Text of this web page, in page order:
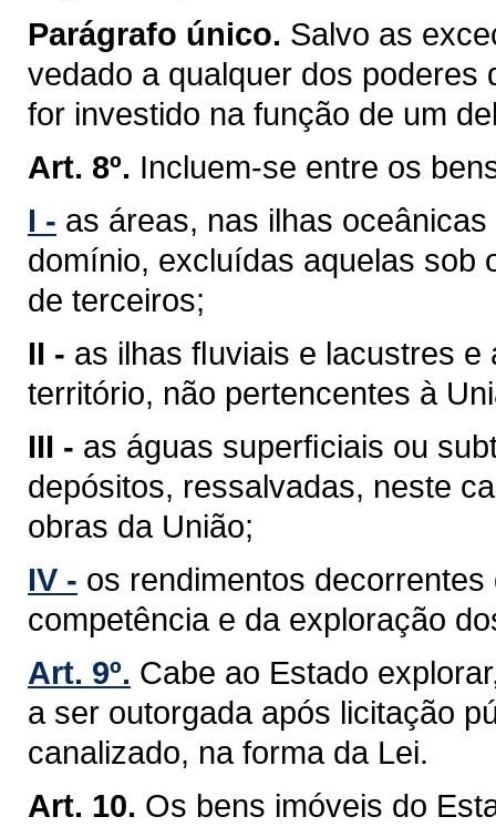
Parágrafo único. Salvo as
vedado a qualquer dos poderes
for investido na função de um
Art. 8º. Incluem-se entre os
I - as áreas, nas ilhas
domínio, excluídas aquelas sob
de terceiros;
II - as ilhas ﬂuviais e lacustres
território, não pertencentes à
III - as águas superﬁciais ou
depósitos, ressalvadas, neste
obras da União;
IV - os rendimentos
competência e da exploração
Art. 9º. Cabe ao Estado
a ser outorgada após licitação
canalizado, na forma da Lei.
Art. 10. Os bens imóveis do